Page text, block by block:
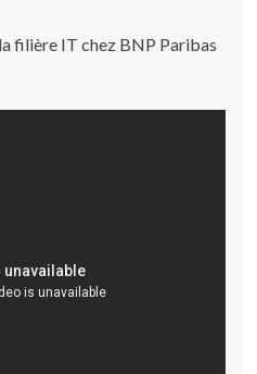
filière IT chez BNP Paribas